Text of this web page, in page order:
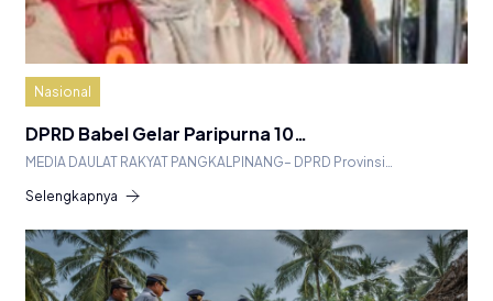
Nasional
DPRD Babel Gelar Paripurna 10…
MEDIA DAULAT RAKYAT PANGKALPINANG– DPRD Provinsi…
Selengkapnya